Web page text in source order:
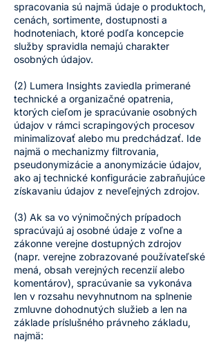
spracovania sú najmä údaje o produktoch,
cenách, sortimente, dostupnosti a
hodnoteniach, ktoré podľa koncepcie
služby spravidla nemajú charakter
osobných údajov.
(2) Lumera Insights zaviedla primerané
technické a organizačné opatrenia,
ktorých cieľom je spracúvanie osobných
údajov v rámci scrapingových procesov
minimalizovať alebo mu predchádzať. Ide
najmä o mechanizmy filtrovania,
pseudonymizácie a anonymizácie údajov,
ako aj technické konfigurácie zabraňujúce
získavaniu údajov z neveľejných zdrojov.
(3) Ak sa vo výnimočných prípadoch
spracúvajú aj osobné údaje z voľne a
zákonne verejne dostupných zdrojov
(napr. verejne zobrazované používateľské
mená, obsah verejných recenzií alebo
komentárov), spracúvanie sa vykonáva
len v rozsahu nevyhnutnom na splnenie
zmluvne dohodnutých služieb a len na
základe príslušného právneho základu,
najmä: